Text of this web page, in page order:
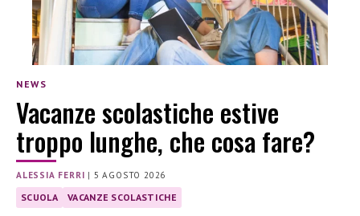
NEWS
Vacanze scolastiche estive
troppo lunghe, che cosa fare?
ALESSIA FERRI | 5 AGOSTO 2026
SCUOLA VACANZE SCOLASTICHE